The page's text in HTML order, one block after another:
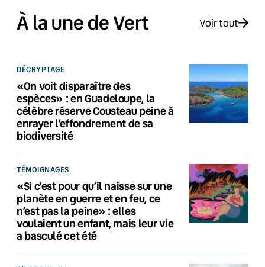
À la une de Vert Voir tout
DÉCRYPTAGE
«On voit disparaître des
espèces» : en Guadeloupe, la
célèbre réserve Cousteau peine à
enrayer l’effondrement de sa
biodiversité
TÉMOIGNAGES
«Si c’est pour qu’il naisse sur une
planète en guerre et en feu, ce
n’est pas la peine» : elles
voulaient un enfant, mais leur vie
a basculé cet été